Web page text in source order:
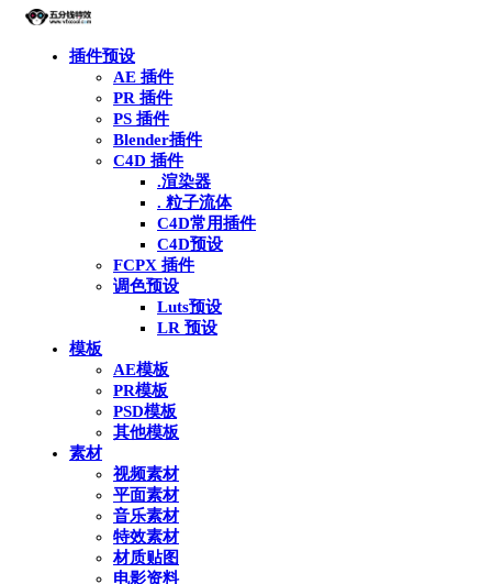
插件预设
AE 插件
PR 插件
PS 插件
Blender插件
C4D 插件
.渲染器
. 粒子流体
C4D常用插件
C4D预设
FCPX 插件
调色预设
Luts预设
LR 预设
模板
AE模板
PR模板
PSD模板
其他模板
素材
视频素材
平面素材
音乐素材
特效素材
材质贴图
电影资料